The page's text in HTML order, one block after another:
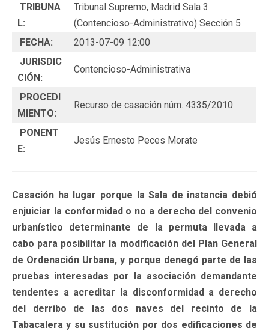
TRIBUNA
L:
Tribunal Supremo, Madrid Sala 3
(Contencioso-Administrativo) Sección 5
FECHA:
2013-07-09 12:00
JURISDIC
CIÓN:
Contencioso-Administrativa
PROCEDI
MIENTO:
Recurso de casación núm. 4335/2010
PONENT
E:
Jesús Ernesto Peces Morate
Casación ha lugar porque la Sala de instancia debió
enjuiciar la conformidad o no a derecho del convenio
urbanístico determinante de la permuta llevada a
cabo para posibilitar la modificación del Plan General
de Ordenación Urbana, y porque denegó parte de las
pruebas interesadas por la asociación demandante
tendentes a acreditar la disconformidad a derecho
del derribo de las dos naves del recinto de la
Tabacalera y su sustitución por dos edificaciones de